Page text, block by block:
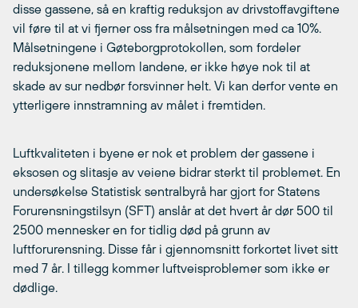
disse gassene, så en kraftig reduksjon av drivstoffavgiftene
vil føre til at vi fjerner oss fra målsetningen med ca 10%.
Målsetningene i Gøteborgprotokollen, som fordeler
reduksjonene mellom landene, er ikke høye nok til at
skade av sur nedbør forsvinner helt. Vi kan derfor vente en
ytterligere innstramning av målet i fremtiden.
Luftkvaliteten i byene er nok et problem der gassene i
eksosen og slitasje av veiene bidrar sterkt til problemet. En
undersøkelse Statistisk sentralbyrå har gjort for Statens
Forurensningstilsyn (SFT) anslår at det hvert år dør 500 til
2500 mennesker en for tidlig død på grunn av
luftforurensning. Disse får i gjennomsnitt forkortet livet sitt
med 7 år. I tillegg kommer luftveisproblemer som ikke er
dødlige.